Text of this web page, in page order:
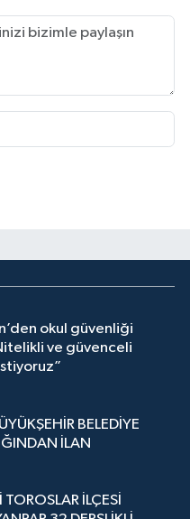
okul güvenliği
ve güvenceli
BELEDİYE
İLAN
TOROSLAR İLÇESİ